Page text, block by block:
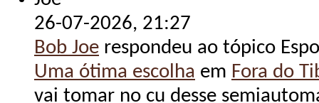
26-07-2026, 21:27
Bob Joe respondeu ao tópico
Uma ótima escolha em Fora do
vai tomar no cu desse